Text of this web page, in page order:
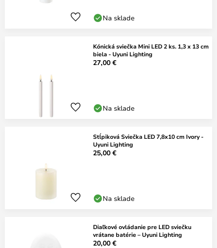
Na sklade
Kónická sviečka Mini LED 2 ks. 1,3 x 13 cm
biela - Uyuni Lighting
27,00 €
Na sklade
Stĺpiková Sviečka LED 7,8x10 cm Ivory -
Uyuni Lighting
25,00 €
Na sklade
Diaľkové ovládanie pre LED sviečku
vrátane batérie – Uyuni Lighting
20,00 €